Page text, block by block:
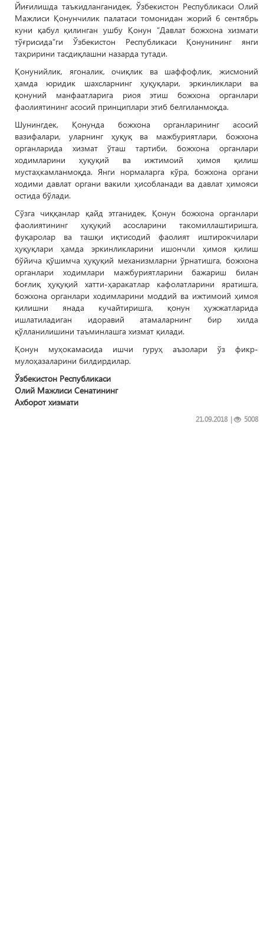
Йиғилишда таъкидланганидек, Ўзбекистон Республикаси Олий
Мажлиси Қонунчилик палатаси томонидан жорий 6 сентябрь
куни қабул қилинган ушбу Қонун “Давлат божхона хизмати
тўғрисида”ги Ўзбекистон Республикаси Қонунининг янги
таҳририни тасдиқлашни назарда тутади.
Қонунийлик, ягоналик, очиқлик ва шаффофлик, жисмоний
ҳамда юридик шахсларнинг ҳуқуқлари, эркинликлари ва
қонуний манфаатларига риоя этиш божхона органлари
фаолиятининг асосий принциплари этиб белгиланмоқда.
Шунингдек, Қонунда божхона органларининг асосий
вазифалари, уларнинг ҳуқуқ ва мажбуриятлари, божхона
органларида хизмат ўташ тартиби, божхона органлари
ходимларини ҳуқуқий ва ижтимоий ҳимоя қилиш
мустаҳкамланмоқда. Янги нормаларга кўра, божхона органи
ходими давлат органи вакили ҳисобланади ва давлат ҳимояси
остида бўлади.
Сўзга чиққанлар қайд этганидек, Қонун божхона органлари
фаолиятининг ҳуқуқий асосларини такомиллаштиришга,
фуқаролар ва ташқи иқтисодий фаолият иштирокчилари
ҳуқуқлари ҳамда эркинликларини ишончли ҳимоя қилиш
бўйича қўшимча ҳуқуқий механизмларни ўрнатишга, божхона
органлари ходимлари мажбуриятларини бажариш билан
боғлиқ ҳуқуқий хатти-ҳаракатлар кафолатларини яратишга,
божхона органлари ходимларини моддий ва ижтимоий ҳимоя
қилишни янада кучайтиришга, қонун ҳужжатларида
ишлатиладиган идоравий атамаларнинг бир хилда
қўлланилишини таъминлашга хизмат қилади.
Қонун муҳокамасида ишчи гуруҳ аъзолари ўз фикр-
мулоҳазаларини билдирдилар.
Ўзбекистон Республикаси
Олий Мажлиси Сенатининг
Ахборот хизмати
| 5008
21.09.2018